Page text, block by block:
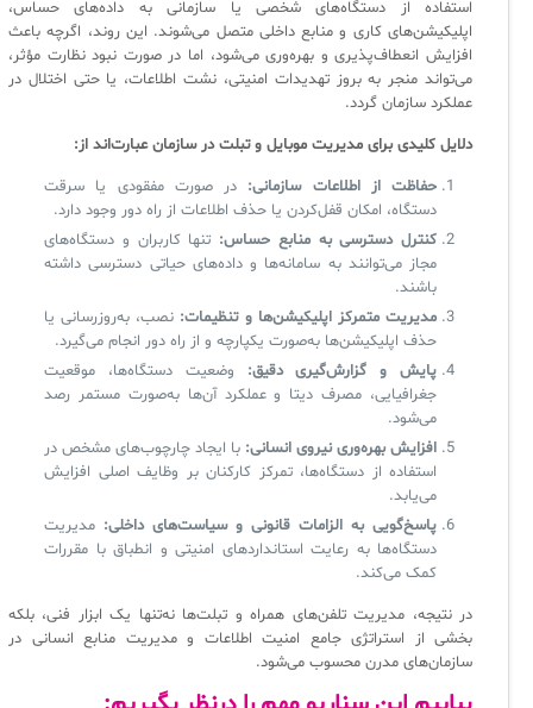
استفاده از دستگاه‌های شخصی یا سازمانی به داده‌های حساس،
اپلیکیشن‌های کاری و منابع داخلی متصل می‌شوند. این روند، اگرچه باعث
افزایش انعطاف‌پذیری و بهره‌وری می‌شود، اما در صورت نبود نظارت مؤثر،
می‌تواند منجر به بروز تهدیدات امنیتی، نشت اطلاعات، یا حتی اختلال در
عملکرد سازمان گردد.
دلایل کلیدی برای مدیریت موبایل و تبلت در سازمان عبارت‌اند از:
حفاظت از اطلاعات سازمانی: در صورت مفقودی یا سرقت
دستگاه، امکان قفل‌کردن یا حذف اطلاعات از راه دور وجود دارد.
کنترل دسترسی به منابع حساس: تنها کاربران و دستگاه‌های
مجاز می‌توانند به سامانه‌ها و داده‌های حیاتی دسترسی داشته
باشند.
مدیریت متمرکز اپلیکیشن‌ها و تنظیمات: نصب، به‌روزرسانی یا
حذف اپلیکیشن‌ها به‌صورت یکپارچه و از راه دور انجام می‌گیرد.
پایش و گزارش‌گیری دقیق: وضعیت دستگاه‌ها، موقعیت
جغرافیایی، مصرف دیتا و عملکرد آن‌ها به‌صورت مستمر رصد
می‌شود.
افزایش بهره‌وری نیروی انسانی: با ایجاد چارچوب‌های مشخص در
استفاده از دستگاه‌ها، تمرکز کارکنان بر وظایف اصلی افزایش
می‌یابد.
پاسخ‌گویی به الزامات قانونی و سیاست‌های داخلی: مدیریت
دستگاه‌ها به رعایت استانداردهای امنیتی و انطباق با مقررات
کمک می‌کند.
در نتیجه، مدیریت تلفن‌های همراه و تبلت‌ها نه‌تنها یک ابزار فنی، بلکه
بخشی از استراتژی جامع امنیت اطلاعات و مدیریت منابع انسانی در
سازمان‌های مدرن محسوب می‌شود.
✦
اندپوینت سنترال [سامانه مدیریت نقاط پایانی]
AD360
Log360 ابزار SIEM
برنامه‌ساز هوشمند App Creator
سیستم هوشمند مدیریت فروش و فاکتور
سامانه مدیریت امنیت اطلاعات
✧
سلف سرویس کاربران
سامانه مدیریت دارایی‌ها [Asset Explorer]
✦
مجموعه راهکارهای آیناک
✦
آموزش‌ ویدیویی مفاهیم سرویس دسک
ITIL & SDP
آموزش فارسی ITIL4
چارچوب ITIL برای همه
آرشیو دانلودهای مدانت
لیست دوره‌ها
مقالات آموزشی